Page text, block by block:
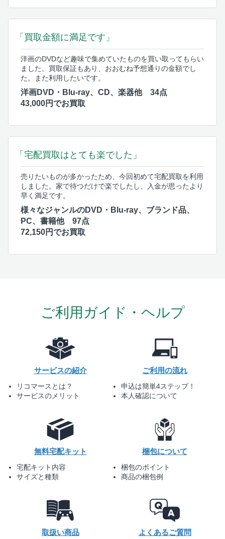
「買取金額に満足です」
洋画のDVDなど趣味で集めていたものを買い取ってもらい
ました。買取保証もあり、おおむね予想通りの金額でし
た。また利用したいです。
洋画DVD・Blu-ray、CD、楽器他 34点
43,000円でお買取
「宅配買取はとても楽でした」
売りたいものが多かったため、今回初めて宅配買取を利用
しました。家で待つだけで楽でしたし、入金が思ったより
早く満足です。
様々なジャンルのDVD・Blu-ray、ブランド品、
PC、書籍他 97点
72,150円でお買取
ご利用ガイド・ヘルプ
サービスの紹介
リコマースとは？
サービスのメリット
ご利用の流れ
申込は簡単4ステップ！
本人確認について
無料宅配キット
宅配キット内容
サイズと種類
梱包について
梱包のポイント
商品の梱包例
取扱い商品 よくあるご質問